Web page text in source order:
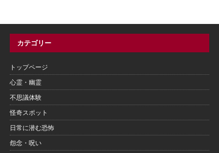
カテゴリー
トップページ
心霊・幽霊
不思議体験
怪奇スポット
日常に潜む恐怖
怨念・呪い